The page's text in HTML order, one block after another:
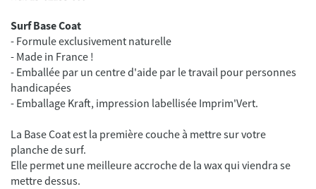
Surf Base Coat
- Formule exclusivement naturelle
- Made in France !
- Emballée par un centre d'aide par le travail pour personnes
handicapées
La Base Coat est la première couche à mettre sur votre
planche de surf.
Elle permet une meilleure accroche de la wax qui viendra se
mettre dessus.